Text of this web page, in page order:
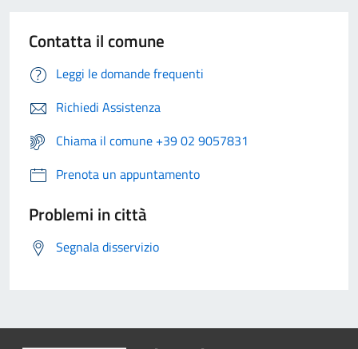
Contatta il comune
Leggi le domande frequenti
Richiedi Assistenza
Chiama il comune +39 02 9057831
Prenota un appuntamento
Problemi in città
Segnala disservizio